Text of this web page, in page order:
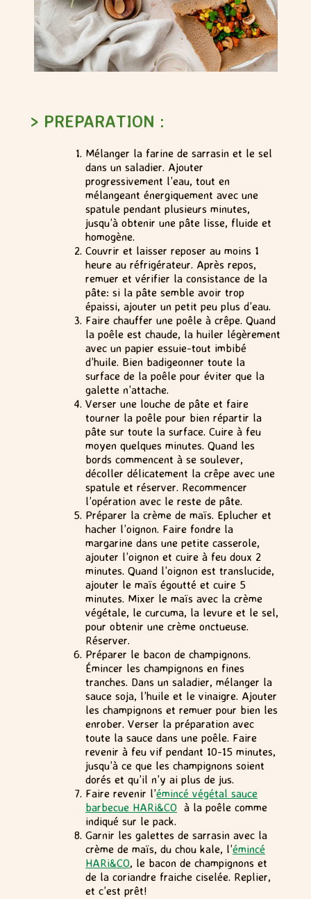
> PREPARATION :
Mélanger la farine de sarrasin et le sel
dans un saladier. Ajouter
progressivement l’eau, tout en
mélangeant énergiquement avec une
spatule pendant plusieurs minutes,
jusqu’à obtenir une pâte lisse, fluide et
homogène.
Couvrir et laisser reposer au moins 1
heure au réfrigérateur. Après repos,
remuer et vérifier la consistance de la
pâte: si la pâte semble avoir trop
épaissi, ajouter un petit peu plus d’eau.
Faire chauffer une poêle à crêpe. Quand
la poêle est chaude, la huiler légèrement
avec un papier essuie-tout imbibé
d’huile. Bien badigeonner toute la
surface de la poêle pour éviter que la
galette n’attache.
Verser une louche de pâte et faire
tourner la poêle pour bien répartir la
pâte sur toute la surface. Cuire à feu
moyen quelques minutes. Quand les
bords commencent à se soulever,
décoller délicatement la crêpe avec une
spatule et réserver. Recommencer
l’opération avec le reste de pâte.
Préparer la crème de maïs. Eplucher et
hacher l’oignon. Faire fondre la
margarine dans une petite casserole,
ajouter l’oignon et cuire à feu doux 2
minutes. Quand l’oignon est translucide,
ajouter le maïs égoutté et cuire 5
minutes. Mixer le maïs avec la crème
végétale, le curcuma, la levure et le sel,
pour obtenir une crème onctueuse.
Réserver.
Préparer le bacon de champignons.
Émincer les champignons en fines
tranches. Dans un saladier, mélanger la
sauce soja, l’huile et le vinaigre. Ajouter
les champignons et remuer pour bien les
enrober. Verser la préparation avec
toute la sauce dans une poêle. Faire
revenir à feu vif pendant 10-15 minutes,
jusqu’à ce que les champignons soient
dorés et qu’il n’y ai plus de jus.
Faire revenir l’émincé végétal sauce
barbecue HARi&CO à la poêle comme
indiqué sur le pack.
Garnir les galettes de sarrasin avec la
crème de maïs, du chou kale, l’émincé
HARi&CO, le bacon de champignons et
de la coriandre fraiche ciselée. Replier,
et c’est prêt!